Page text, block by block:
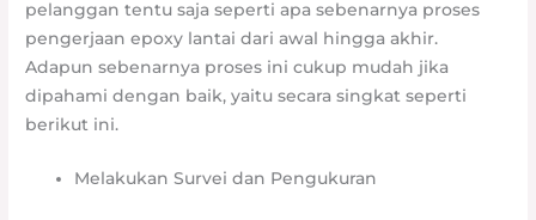
pelanggan tentu saja seperti apa sebenarnya proses
pengerjaan epoxy lantai dari awal hingga akhir.
Adapun sebenarnya proses ini cukup mudah jika
dipahami dengan baik, yaitu secara singkat seperti
berikut ini.
Melakukan Survei dan Pengukuran